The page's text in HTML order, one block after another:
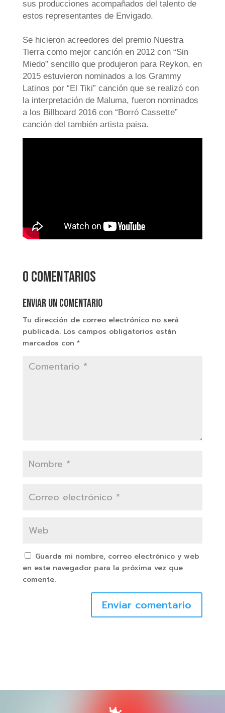
sus producciones acompañados del talento de
estos representantes de Envigado.
Se hicieron acreedores del premio Nuestra
Tierra como mejor canción en 2012 con “Sin
Miedo” sencillo que produjeron para Reykon, en
2015 estuvieron nominados a los Grammy
Latinos por “El Tiki” canción que se realizó con
la interpretación de Maluma, fueron nominados
a los Billboard 2016 con “Borró Cassette”
canción del también artista paisa.
0 comentarios
Enviar un comentario
Tu dirección de correo electrónico no será
publicada. Los campos obligatorios están
marcados con *
Guarda mi nombre, correo electrónico y web
en este navegador para la próxima vez que
comente.
Enviar comentario